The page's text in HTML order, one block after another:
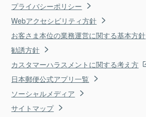
プライバシーポリシー
Webアクセシビリティ方針
お客さま本位の業務運営に関する基本方針
勧誘方針
カスタマーハラスメントに関する考え方
日本郵便公式アプリ一覧
ソーシャルメディア
サイトマップ